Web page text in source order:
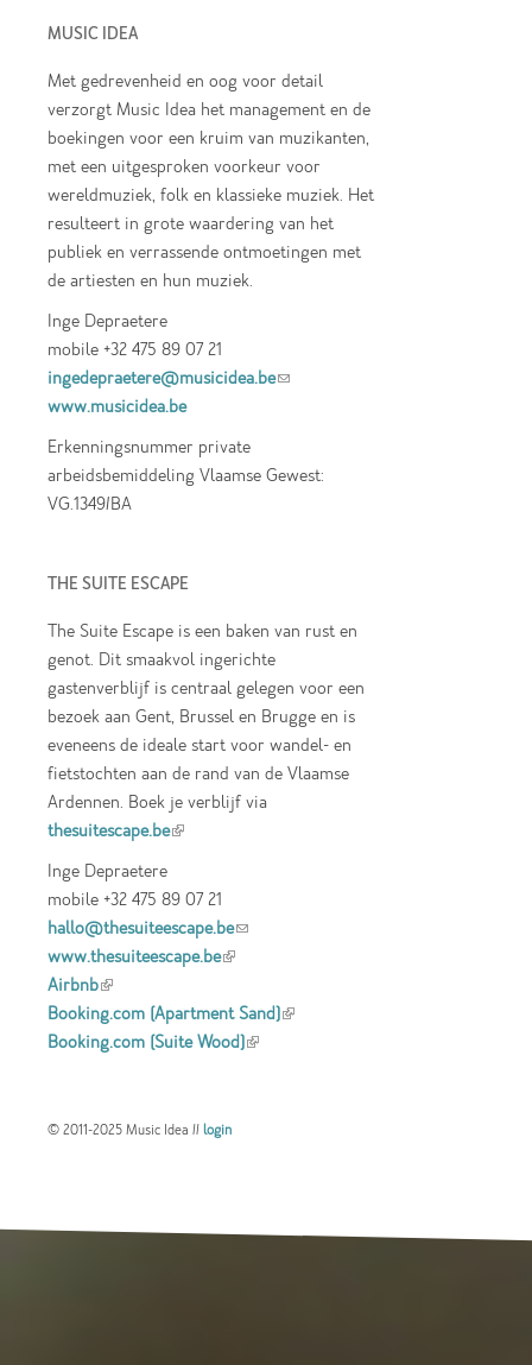
MUSIC IDEA
Met gedrevenheid en oog voor detail
verzorgt Music Idea het management en de
boekingen voor een kruim van muzikanten,
met een uitgesproken voorkeur voor
wereldmuziek, folk en klassieke muziek. Het
resulteert in grote waardering van het
publiek en verrassende ontmoetingen met
de artiesten en hun muziek.
Inge Depraetere
mobile +32 475 89 07 21
ingedepraetere@musicidea.be(link sends e-
www.musicidea.be
Erkenningsnummer private
arbeidsbemiddeling Vlaamse Gewest:
VG.1349/BA
THE SUITE ESCAPE
The Suite Escape is een baken van rust en
genot. Dit smaakvol ingerichte
gastenverblijf is centraal gelegen voor een
bezoek aan Gent, Brussel en Brugge en is
eveneens de ideale start voor wandel- en
fietstochten aan de rand van de Vlaamse
Ardennen. Boek je verblijf via
thesuitescape.be(link is external)
Inge Depraetere
mobile +32 475 89 07 21
hallo@thesuiteescape.be(link sends e-mail)
www.thesuiteescape.be(link is external)
Airbnb(link is external)
Booking.com (Apartment Sand)(link is
Booking.com (Suite Wood)(link is external)
© 2011-2025 Music Idea //login